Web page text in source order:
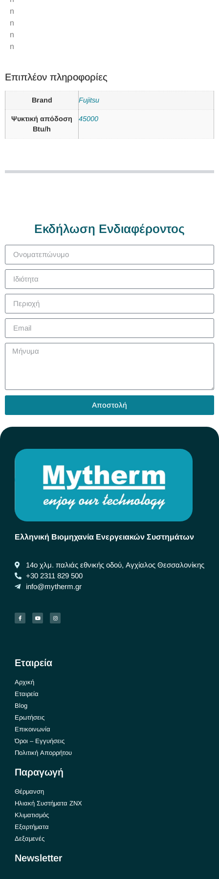
n
n
n
n
Επιπλέον πληροφορίες
Brand Fujitsu
Ψυκτική απόδοση
Btu/h
45000
Εκδήλωση Ενδιαφέροντος
Αποστολή
Ελληνική Βιομηχανία Ενεργειακών Συστημάτων
14ο χλμ. παλιάς εθνικής οδού, Αγχίαλος Θεσσαλονίκης
+30 2311 829 500
info@mytherm.gr
Εταιρεία
Αρχική
Εταιρεία
Blog
Ερωτήσεις
Επικοινωνία
Όροι – Εγγυήσεις
Πολιτική Απορρήτου
Παραγωγή
Θέρμανση
Ηλιακή Συστήματα ΖΝΧ
Κλιματισμός
Εξαρτήματα
Δεξαμενές
Newsletter